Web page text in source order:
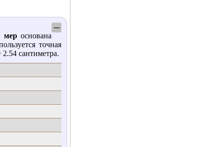
─
мероснована
точная
сантиметра.